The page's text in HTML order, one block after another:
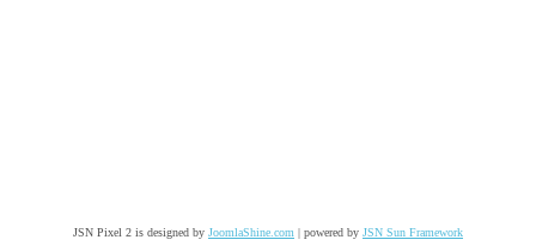
JSN Pixel 2 is designed by JoomlaShine.com | powered by JSN Sun Framework